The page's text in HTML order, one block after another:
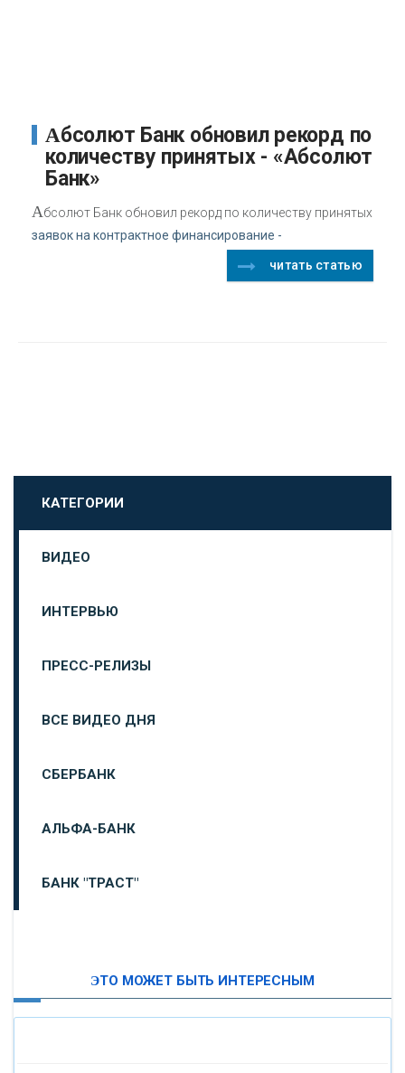
Абсолют Банк обновил рекорд по
количеству принятых - «Абсолют
Банк»
Абсолют Банк обновил рекорд по количеству принятых
заявок на контрактное финансирование -
читать статью
КАТЕГОРИИ
ВИДЕО
ИНТЕРВЬЮ
ПРЕСС-РЕЛИЗЫ
ВСЕ ВИДЕО ДНЯ
СБЕРБАНК
АЛЬФА-БАНК
БАНК "ТРАСТ"
ЭТО МОЖЕТ БЫТЬ ИНТЕРЕСНЫМ